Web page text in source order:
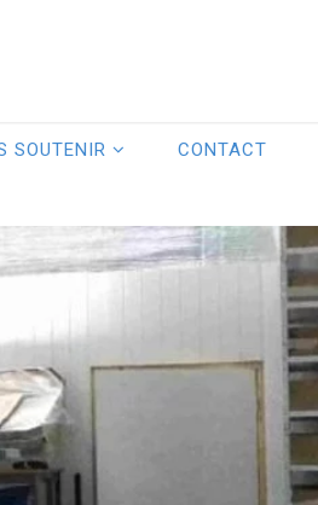
SOUTENIR CONTACT